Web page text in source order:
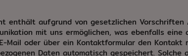
enthält aufgrund von gesetzlichen
mit uns ermöglichen, was ebenfalls
Mail oder über ein Kontaktformular den
Daten automatisch gespeichert.